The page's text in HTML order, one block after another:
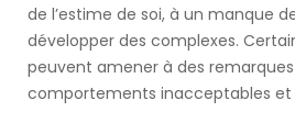
de l’estime de soi, à un manque
développer des complexes.
peuvent amener à des
comportements inacceptables et